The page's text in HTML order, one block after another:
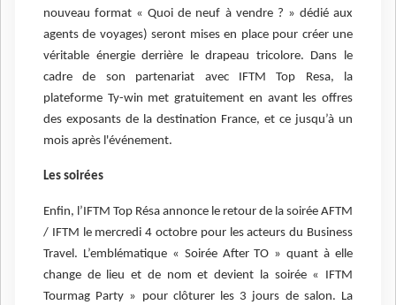
nouveau format « Quoi de neuf à vendre ? » dédié aux
agents de voyages) seront mises en place pour créer une
véritable énergie derrière le drapeau tricolore. Dans le
cadre de son partenariat avec IFTM Top Resa, la
plateforme Ty-win met gratuitement en avant les offres
des exposants de la destination France, et ce jusqu’à un
mois après l'événement.
Les soirées
Enfin, l’IFTM Top Résa annonce le retour de la soirée AFTM
/ IFTM le mercredi 4 octobre pour les acteurs du Business
Travel. L’emblématique « Soirée After TO » quant à elle
change de lieu et de nom et devient la soirée « IFTM
Tourmag Party » pour clôturer les 3 jours de salon. La